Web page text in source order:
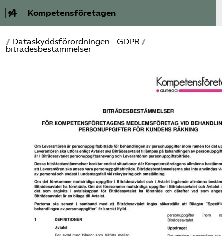
Kompetensföretagen
Aktuellt
Medlemskap
Våra frågor
Kurser och aktiviteter
Om oss
Omsättningsstatistik
/ Dataskyddsförordningen - GDPR /
bitradesbestammelser